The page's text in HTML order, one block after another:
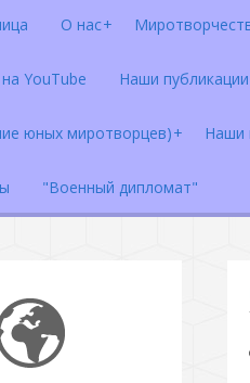
О нас
YouTube Наши публикации
юных миротворцев) Наши
"Военный дипломат"